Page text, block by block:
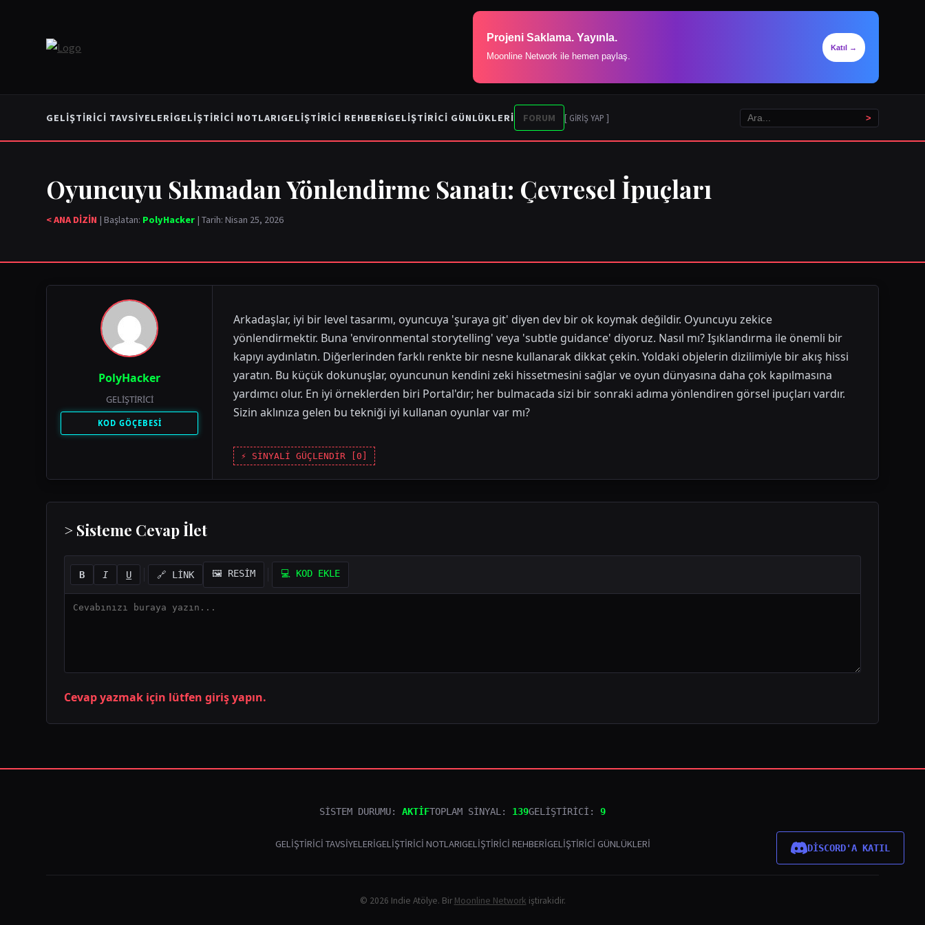
Projeni Saklama. Yayınla.
Moonline Network ile hemen paylaş.
Katıl →
GELIŞTIRICI TAVSIYELERIGELIŞTIRICI NOTLARIGELIŞTIRICI REHBERIGELIŞTIRICI GÜNLÜKLERI FORUM [ GİRİŞ YAP ] >
Oyuncuyu Sıkmadan Yönlendirme Sanatı: Çevresel İpuçları
< ANA DİZİN | Başlatan: PolyHacker | Tarih: Nisan 25, 2026
PolyHacker
GELIŞTIRICI
KOD GÖÇEBESİ
Arkadaşlar, iyi bir level tasarımı, oyuncuya 'şuraya git' diyen dev bir ok koymak değildir. Oyuncuyu zekice
yönlendirmektir. Buna 'environmental storytelling' veya 'subtle guidance' diyoruz. Nasıl mı? Işıklandırma ile önemli bir
kapıyı aydınlatın. Diğerlerinden farklı renkte bir nesne kullanarak dikkat çekin. Yoldaki objelerin dizilimiyle bir akış hissi
yaratın. Bu küçük dokunuşlar, oyuncunun kendini zeki hissetmesini sağlar ve oyun dünyasına daha çok kapılmasına
yardımcı olur. En iyi örneklerden biri Portal'dır; her bulmacada sizi bir sonraki adıma yönlendiren görsel ipuçları vardır.
Sizin aklınıza gelen bu tekniği iyi kullanan oyunlar var mı?
⚡ SİNYALİ GÜÇLENDİR [0
> Sisteme Cevap İlet
B I U 🔗 LİNK 🖼️ RESİM 💻 KOD EKLE
Cevap yazmak için lütfen giriş yapın.
SİSTEM DURUMU: AKTİFTOPLAM SİNYAL: 139GELİŞTİRİCİ: 9
GELIŞTIRICI TAVSIYELERIGELIŞTIRICI NOTLARIGELIŞTIRICI REHBERIGELIŞTIRICI GÜNLÜKLERI
© 2026 Indie Atölye. BirMoonline Network iştirakidir.
DİSCORD'A KATIL